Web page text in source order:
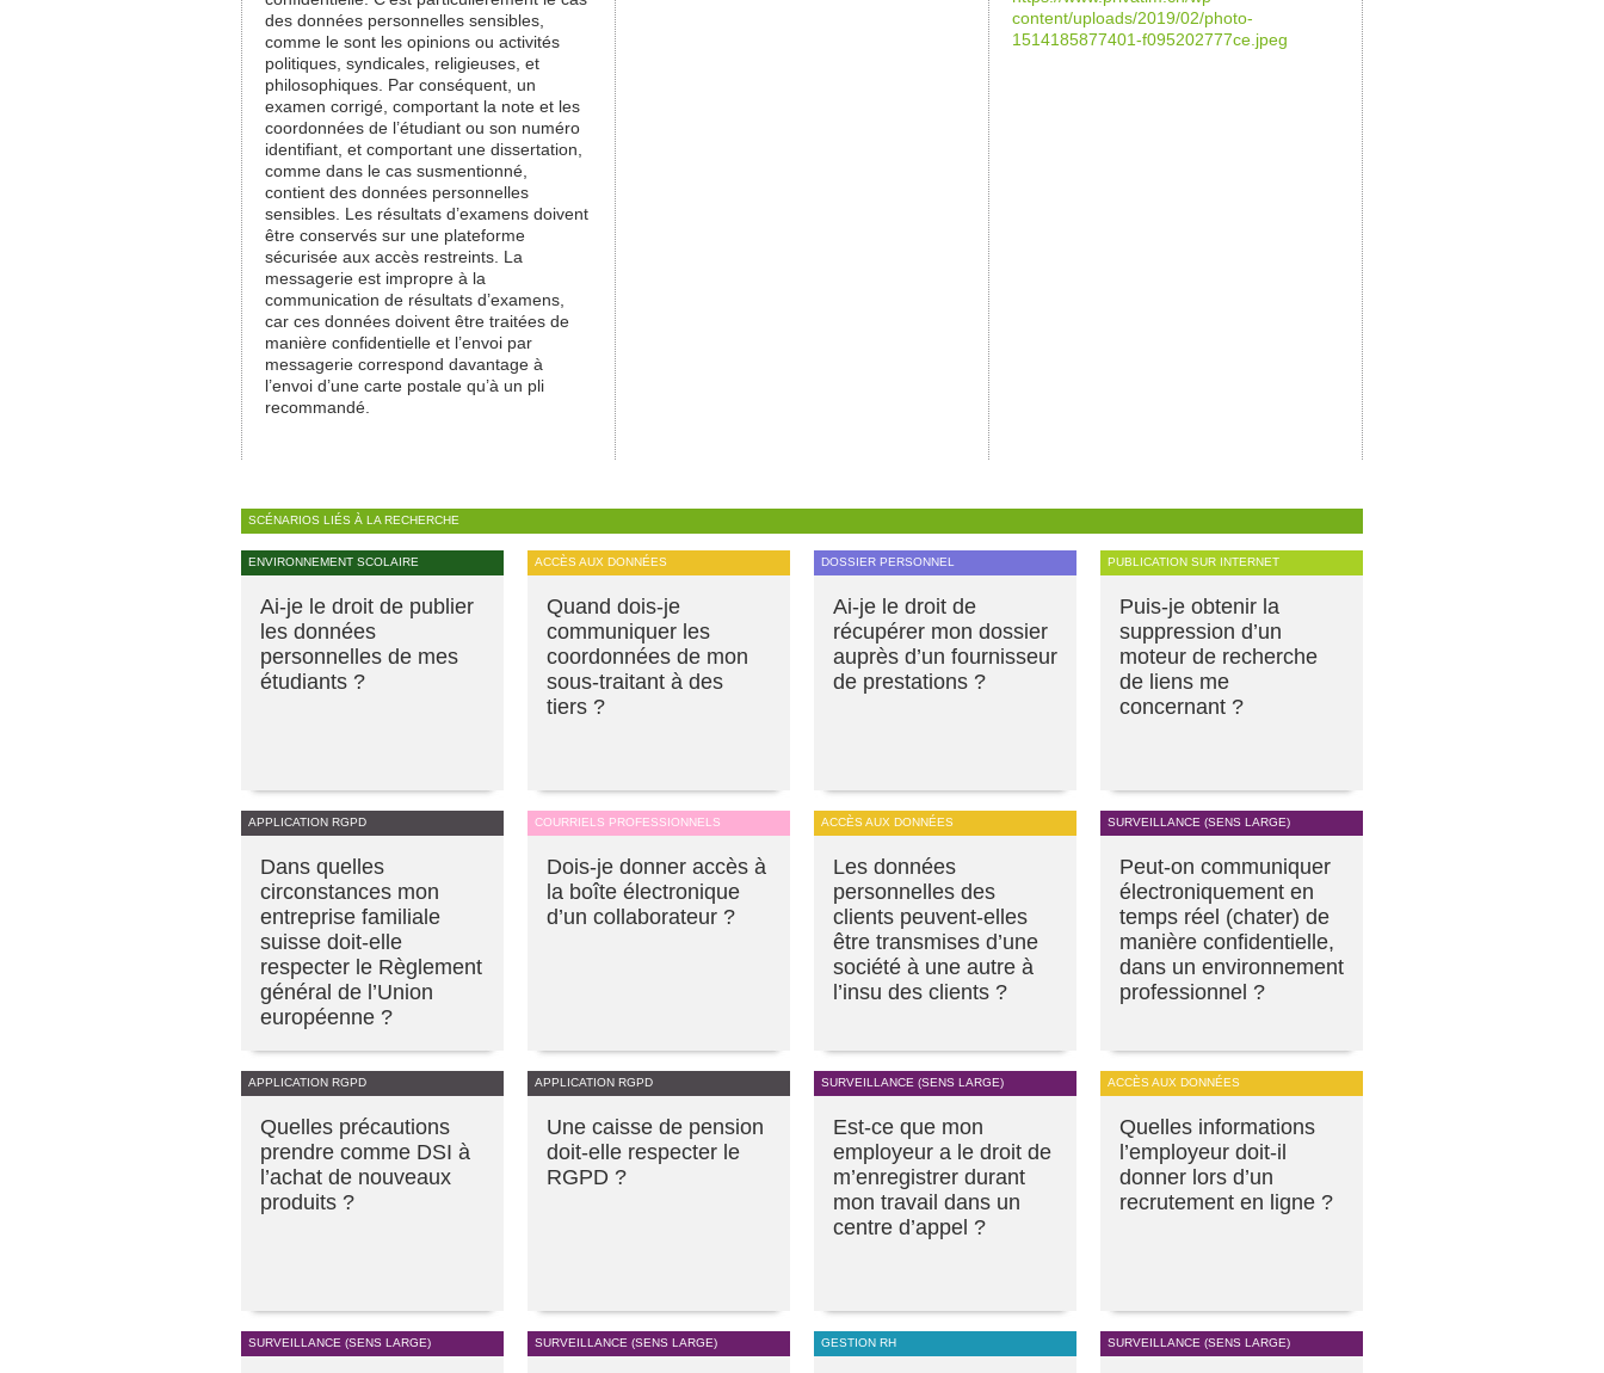
des données personnelles sensibles,
comme le sont les opinions ou activités
politiques, syndicales, religieuses, et
philosophiques. Par conséquent, un
examen corrigé, comportant la note et les
coordonnées de l’étudiant ou son numéro
identifiant, et comportant une dissertation,
comme dans le cas susmentionné,
contient des données personnelles
sensibles. Les résultats d’examens doivent
être conservés sur une plateforme
sécurisée aux accès restreints. La
messagerie est impropre à la
communication de résultats d’examens,
car ces données doivent être traitées de
manière confidentielle et l’envoi par
messagerie correspond davantage à
l’envoi d’une carte postale qu’à un pli
recommandé.
content/uploads/2019/02/photo-
1514185877401-f095202777ce.jpeg
SCÉNARIOS LIÉS À LA RECHERCHE
ENVIRONNEMENT SCOLAIRE
Ai-je le droit de publier
les données
personnelles de mes
étudiants ?
ACCÈS AUX DONNÉES
Quand dois-je
communiquer les
coordonnées de mon
sous-traitant à des
tiers ?
DOSSIER PERSONNEL
Ai-je le droit de
récupérer mon dossier
auprès d’un fournisseur
de prestations ?
PUBLICATION SUR INTERNET
Puis-je obtenir la
suppression d’un
moteur de recherche
de liens me
concernant ?
APPLICATION RGPD
Dans quelles
circonstances mon
entreprise familiale
suisse doit-elle
respecter le Règlement
général de l’Union
européenne ?
COURRIELS PROFESSIONNELS
Dois-je donner accès à
la boîte électronique
d’un collaborateur ?
ACCÈS AUX DONNÉES
Les données
personnelles des
clients peuvent-elles
être transmises d’une
société à une autre à
l’insu des clients ?
SURVEILLANCE (SENS LARGE)
Peut-on communiquer
électroniquement en
temps réel (chater) de
manière confidentielle,
dans un environnement
professionnel ?
APPLICATION RGPD
Quelles précautions
prendre comme DSI à
l’achat de nouveaux
produits ?
APPLICATION RGPD
Une caisse de pension
doit-elle respecter le
RGPD ?
SURVEILLANCE (SENS LARGE)
Est-ce que mon
employeur a le droit de
m’enregistrer durant
mon travail dans un
centre d’appel ?
ACCÈS AUX DONNÉES
Quelles informations
l’employeur doit-il
donner lors d’un
recrutement en ligne ?
SURVEILLANCE (SENS LARGE) SURVEILLANCE (SENS LARGE) GESTION RH SURVEILLANCE (SENS LARGE)